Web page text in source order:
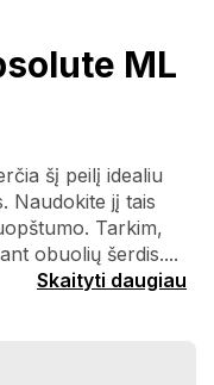
ML
šį peilį idealiu
Naudokite jį tais
Tarkim,
obuolių šerdis....
Skaityti daugiau